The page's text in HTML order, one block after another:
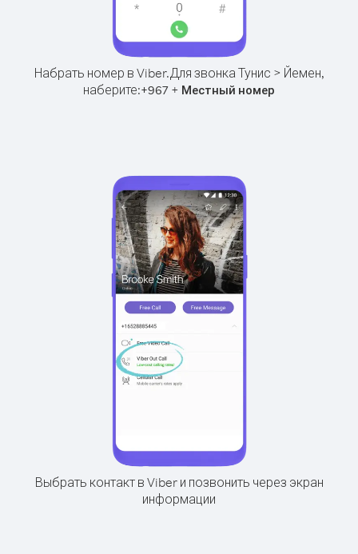
Набрать номер в Viber.Для звонка Тунис > Йемен,
наберите:+967 + Местный номер
Выбрать контакт в Viber и позвонить через экран
информации